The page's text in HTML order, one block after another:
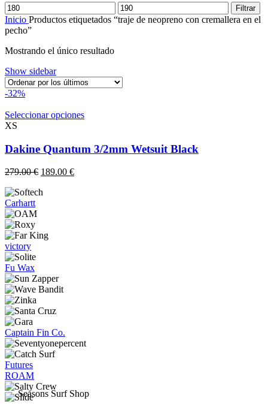
Precio
mínimo
Precio
máximo
Filtrar
Inicio Productos etiquetados “traje de neopreno con cremallera en el
pecho”
Mostrando el único resultado
Show sidebar
-32%
Seleccionar opcionesEste
múltiples
variantes.
XS
Dakine Quantum 3/2mm Wetsuit Black
279.00€ El
original
189.00 €El
Carhartt
victory
Fu Wax
Captain Fin Co.
Futures
ROAM
Seasons Surf Shop